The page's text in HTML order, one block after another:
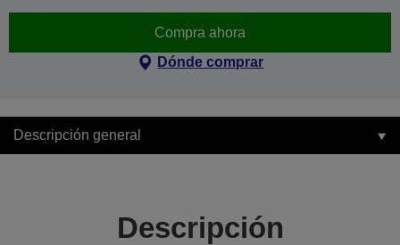
Compra ahora
Dónde comprar
Descripción general
Descripción